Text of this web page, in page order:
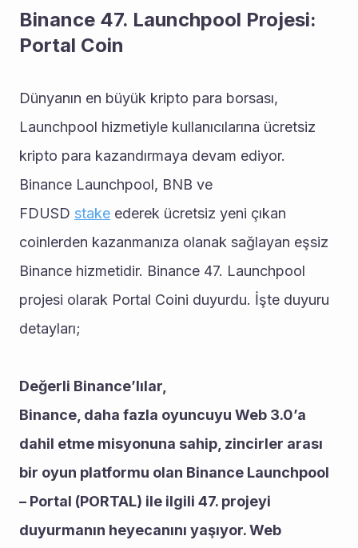
Binance 47. Launchpool Projesi:
Portal Coin
Dünyanın en büyük kripto para borsası,
Launchpool hizmetiyle kullanıcılarına ücretsiz
kripto para kazandırmaya devam ediyor.
Binance Launchpool, BNB ve
FDUSD stake ederek ücretsiz yeni çıkan
coinlerden kazanmanıza olanak sağlayan eşsiz
Binance hizmetidir. Binance 47. Launchpool
projesi olarak Portal Coini duyurdu. İşte duyuru
detayları;
Değerli Binance’lılar,
Binance, daha fazla oyuncuyu Web 3.0’a
dahil etme misyonuna sahip, zincirler arası
bir oyun platformu olan Binance Launchpool
– Portal (PORTAL) ile ilgili 47. projeyi
duyurmanın heyecanını yaşıyor. Web